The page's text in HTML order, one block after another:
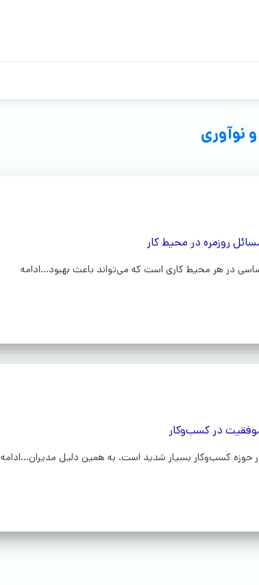
نوآوری
روزمره در محیط کار
در هر محیط کاری است که می‌تواند باعث بهبود...ادامه
حوزه کسب‌وکار بسیار شدید است. به همین دلیل مدیران...ادامه